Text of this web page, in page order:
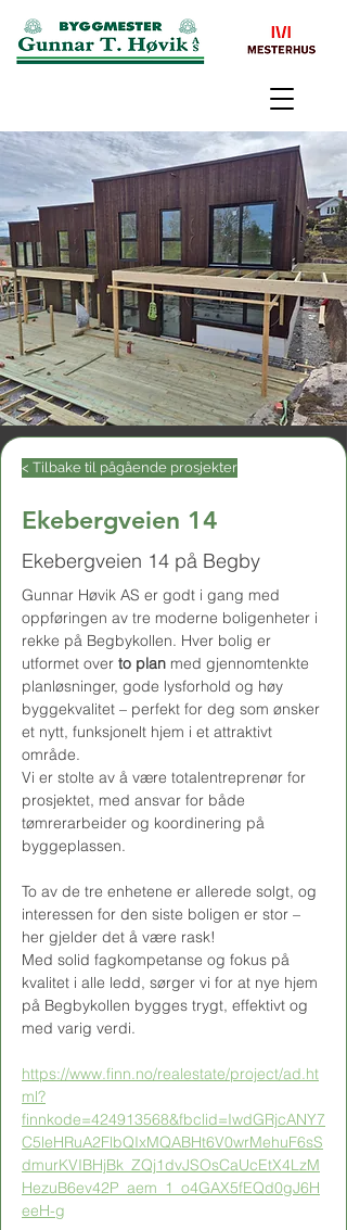
< Tilbake til pågående prosjekter
Ekebergveien 14
Ekebergveien 14 på Begby
Gunnar Høvik AS er godt i gang med
oppføringen av tre moderne boligenheter i
rekke på Begbykollen. Hver bolig er
utformet over to plan med gjennomtenkte
planløsninger, gode lysforhold og høy
byggekvalitet – perfekt for deg som ønsker
et nytt, funksjonelt hjem i et attraktivt
område.
Vi er stolte av å være totalentreprenør for
prosjektet, med ansvar for både
tømrerarbeider og koordinering på
byggeplassen.
To av de tre enhetene er allerede solgt, og
interessen for den siste boligen er stor –
her gjelder det å være rask!
Med solid fagkompetanse og fokus på
kvalitet i alle ledd, sørger vi for at nye hjem
på Begbykollen bygges trygt, effektivt og
med varig verdi.
https://www.finn.no/realestate/project/ad.ht
ml?
finnkode=424913568&fbclid=IwdGRjcANY7
C5leHRuA2FlbQIxMQABHt6V0wrMehuF6sS
dmurKVIBHjBk_ZQj1dvJSOsCaUcEtX4LzM
HezuB6ev42P_aem_1_o4GAX5fEQd0gJ6H
eeH-g